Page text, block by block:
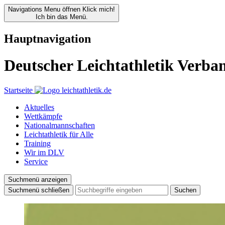
Navigations Menu öffnen Klick mich!
Ich bin das Menü.
Hauptnavigation
Deutscher Leichtathletik
Startseite
Aktuelles
Wettkämpfe
Nationalmannschaften
Leichtathletik für Alle
Training
Wir im DLV
Service
Suchmenü anzeigen
Suchmenü schließen
Suchen